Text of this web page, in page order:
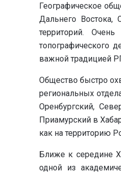
Географическое
Дальнего Востока,
территорий.
топографического
важной традицией
Общество быстро
региональных
Оренбургский,
Приамурский в
как на территорию
Ближе к середине
одной из